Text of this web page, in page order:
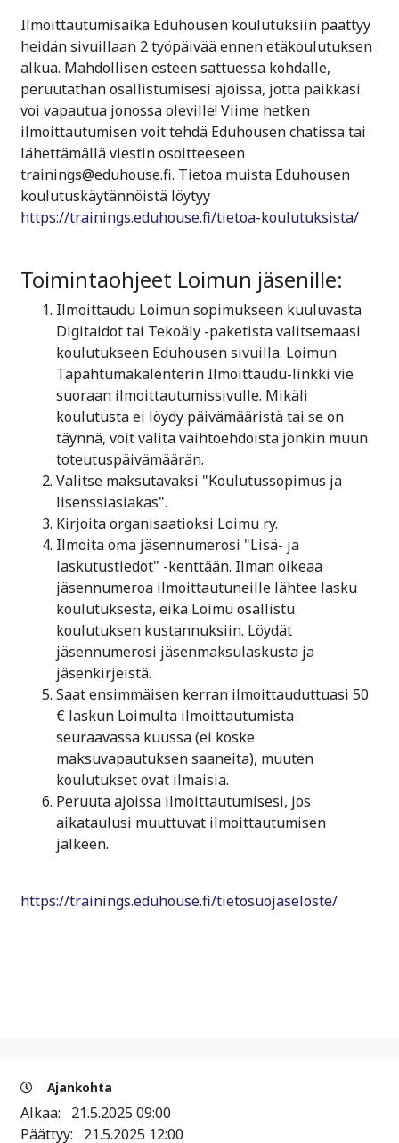
Ilmoittautumisaika Eduhousen koulutuksiin päättyy
heidän sivuillaan 2 työpäivää ennen etäkoulutuksen
alkua. Mahdollisen esteen sattuessa kohdalle,
peruutathan osallistumisesi ajoissa, jotta paikkasi
voi vapautua jonossa oleville! Viime hetken
ilmoittautumisen voit tehdä Eduhousen chatissa tai
lähettämällä viestin osoitteeseen
trainings@eduhouse.fi. Tietoa muista Eduhousen
koulutuskäytännöistä löytyy
https://trainings.eduhouse.fi/tietoa-koulutuksista/
Toimintaohjeet Loimun jäsenille:
Ilmoittaudu Loimun sopimukseen kuuluvasta
Digitaidot tai Tekoäly -paketista valitsemaasi
koulutukseen Eduhousen sivuilla. Loimun
Tapahtumakalenterin Ilmoittaudu-linkki vie
suoraan ilmoittautumissivulle. Mikäli
koulutusta ei löydy päivämääristä tai se on
täynnä, voit valita vaihtoehdoista jonkin muun
toteutuspäivämäärän.
Valitse maksutavaksi "Koulutussopimus ja
lisenssiasiakas".
Kirjoita organisaatioksi Loimu ry.
Ilmoita oma jäsennumerosi "Lisä- ja
laskutustiedot" -kenttään. Ilman oikeaa
jäsennumeroa ilmoittautuneille lähtee lasku
koulutuksesta, eikä Loimu osallistu
koulutuksen kustannuksiin. Löydät
jäsennumerosi jäsenmaksulaskusta ja
jäsenkirjeistä.
Saat ensimmäisen kerran ilmoittauduttuasi 50
€ laskun Loimulta ilmoittautumista
seuraavassa kuussa (ei koske
maksuvapautuksen saaneita), muuten
koulutukset ovat ilmaisia.
Peruuta ajoissa ilmoittautumisesi, jos
aikataulusi muuttuvat ilmoittautumisen
jälkeen.
https://trainings.eduhouse.fi/tietosuojaseloste/
Ajankohta
Alkaa: 21.5.2025 09:00
Päättyy: 21.5.2025 12:00